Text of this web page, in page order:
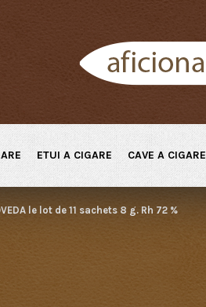
ETUI A CIGARE CAVE A CIGARE
le lot de 11 sachets 8 g. Rh 72 %